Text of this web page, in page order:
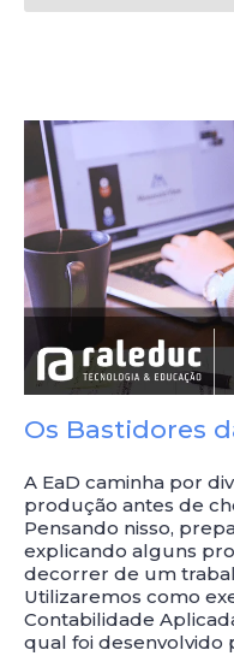
Os Bastidores
A EaD caminha por
produção antes de
Pensando nisso,
explicando alguns
decorrer de um
Utilizaremos como
Contabilidade
qual foi desenvolvido